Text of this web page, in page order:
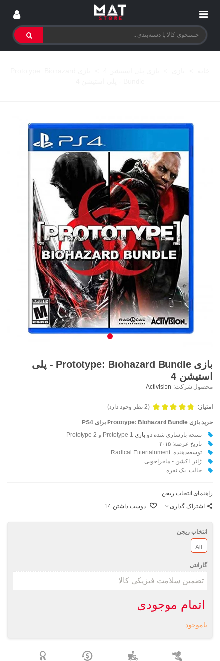
بازی Prototype: Biohazard Bundle - پلی
استیشن 4
محصول شرکت: Activision
امتیاز: (2 نظر وجود دارد)
خرید بازی Prototype: Biohazard Bundle برای PS4
نسخه بازسازی شده دوبازی
تاریخ عرضه: ۲۰۱۵
توسعه‌دهنده: Radical Entertainment
ژانر: اکشن - ماجراجویی
حالت: یک نفره
راهنمای انتخاب ریجن
اشتراک گذاری
دوست داشتن 14
انتخاب ریجن
All
گارانتی
اتمام موجودی
ناموجود